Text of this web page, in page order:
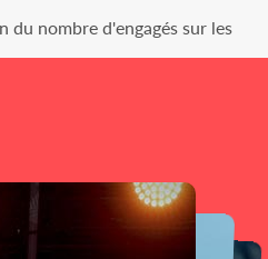
du nombre d'engagés sur les